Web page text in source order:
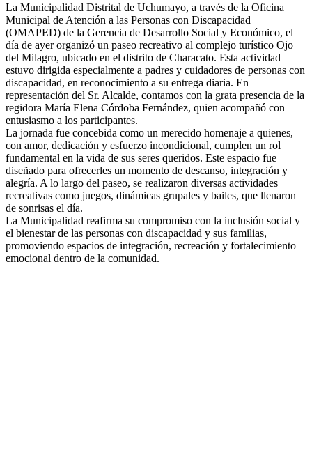
La Municipalidad Distrital de Uchumayo, a través de la Oficina
Municipal de Atención a las Personas con Discapacidad
(OMAPED) de la Gerencia de Desarrollo Social y Económico, el
día de ayer organizó un paseo recreativo al complejo turístico Ojo
del Milagro, ubicado en el distrito de Characato. Esta actividad
estuvo dirigida especialmente a padres y cuidadores de personas con
discapacidad, en reconocimiento a su entrega diaria. En
representación del Sr. Alcalde, contamos con la grata presencia de la
regidora María Elena Córdoba Fernández, quien acompañó con
entusiasmo a los participantes.
La jornada fue concebida como un merecido homenaje a quienes,
con amor, dedicación y esfuerzo incondicional, cumplen un rol
fundamental en la vida de sus seres queridos. Este espacio fue
diseñado para ofrecerles un momento de descanso, integración y
alegría. A lo largo del paseo, se realizaron diversas actividades
recreativas como juegos, dinámicas grupales y bailes, que llenaron
de sonrisas el día.
La Municipalidad reafirma su compromiso con la inclusión social y
el bienestar de las personas con discapacidad y sus familias,
promoviendo espacios de integración, recreación y fortalecimiento
emocional dentro de la comunidad.